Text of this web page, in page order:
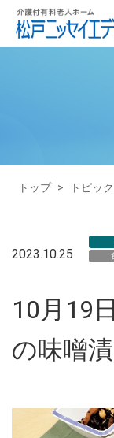
トップ > トピッ
2023.10.25
10月19
の味噌